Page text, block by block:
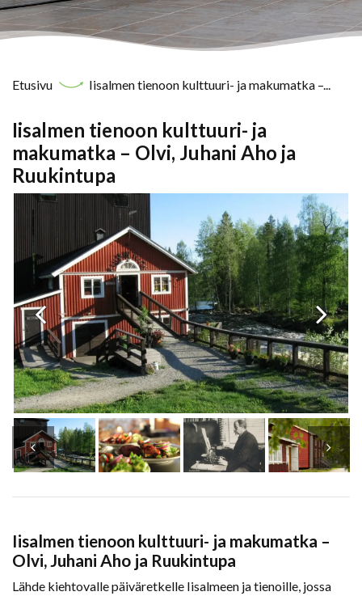
Etusivu Iisalmen tienoon kulttuuri- ja makumatka –...
Iisalmen tienoon kulttuuri- ja
makumatka – Olvi, Juhani Aho ja
Ruukintupa
Iisalmen tienoon kulttuuri- ja makumatka –
Olvi, Juhani Aho ja Ruukintupa
Lähde kiehtovalle päiväretkelle Iisalmeen ja tienoille, jossa